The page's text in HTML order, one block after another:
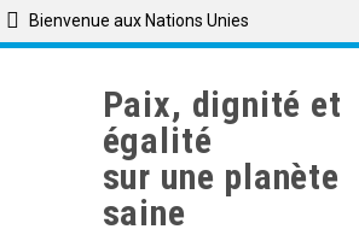
Bienvenue aux Nations Unies
Paix, dignité et
égalité
sur une planète
saine